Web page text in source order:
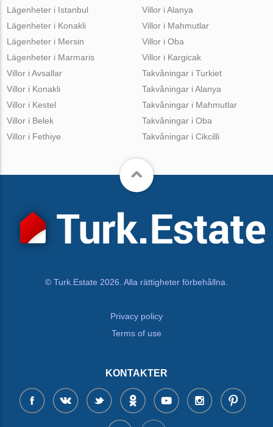
Lägenheter i Istanbul
Lägenheter i Konakli
Lägenheter i Mersin
Lägenheter i Marmaris
Villor i Alanya
Villor i Mahmutlar
Villor i Oba
Villor i Kargicak
Villor i Avsallar
Villor i Konakli
Villor i Kestel
Villor i Belek
Villor i Fethiye
Takvåningar i Turkiet
Takvåningar i Alanya
Takvåningar i Mahmutlar
Takvåningar i Oba
Takvåningar i Cikcilli
© Turk.Estate 2026. Alla rättigheter förbehållna.
Privacy policy
Terms of use
KONTAKTER